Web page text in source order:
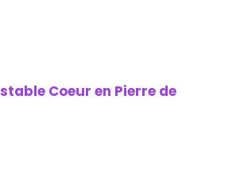
Coeur en Pierre de